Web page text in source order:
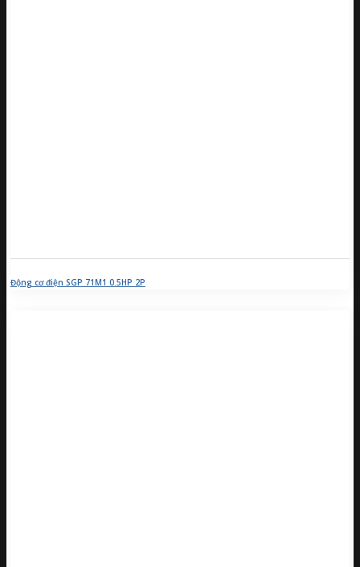
Động cơ điện SGP 71M1 0.5HP 2P